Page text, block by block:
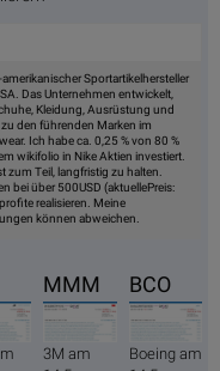
Sportartikelhersteller
Das Unternehmen entwickelt,
Kleidung, Ausrüstung und
den führenden Marken im
Ich habe ca. 0,25 % von 80 %
wikifolio in Nike Aktien investiert.
zum Teil, langfristig zu halten.
bei über 500USD (aktuellePreis:
realisieren. Meine
können abweichen.
MMM
3M am
BCO
Boeing am